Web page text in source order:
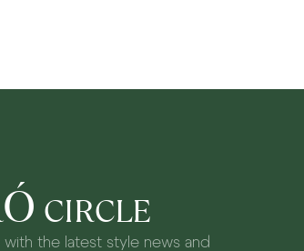
CIRCLE
the latest style news and